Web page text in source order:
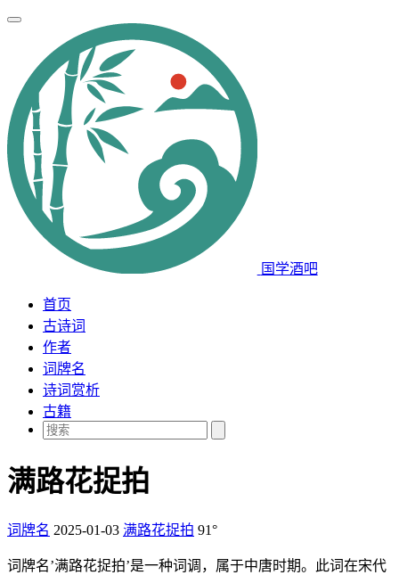
国学酒吧
首页
古诗词
作者
词牌名
诗词赏析
古籍
满路花捉拍
词牌名 2025-01-03 满路花捉拍 91°
词牌名’满路花捉拍’是一种词调，属于中唐时期。此词在宋代